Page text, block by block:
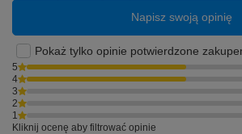
Napisz swoją opinię
Pokaż tylko opinie potwierdzone
5
4
3
2
1
Kliknij ocenę aby filtrować opinie